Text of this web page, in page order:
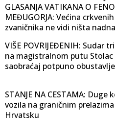
GLASANJA VATIKANA O
MEĐUGORJA: Većina crkvenih
zvaničnika ne vidi ništa
VIŠE POVRIJEĐENIH: Sudar
na magistralnom putu Stolac
saobraćaj potpuno
STANJE NA CESTAMA: Duge
vozila na graničnim
Hrvatsku